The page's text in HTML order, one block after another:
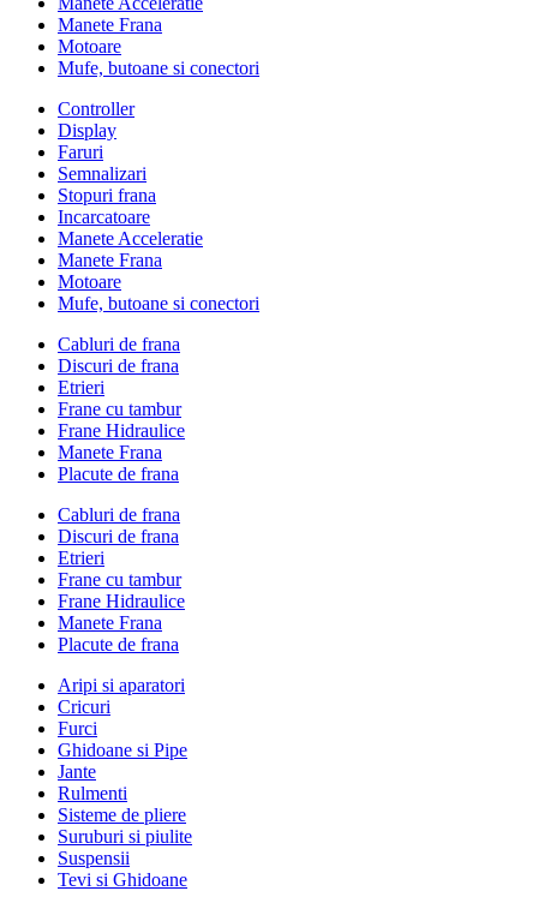
Manete Frana
Motoare
Mufe, butoane si conectori
Controller
Display
Faruri
Semnalizari
Stopuri frana
Incarcatoare
Manete Acceleratie
Manete Frana
Motoare
Mufe, butoane si conectori
Cabluri de frana
Discuri de frana
Etrieri
Frane cu tambur
Frane Hidraulice
Manete Frana
Placute de frana
Cabluri de frana
Discuri de frana
Etrieri
Frane cu tambur
Frane Hidraulice
Manete Frana
Placute de frana
Aripi si aparatori
Cricuri
Furci
Ghidoane si Pipe
Jante
Rulmenti
Sisteme de pliere
Suruburi si piulite
Suspensii
Tevi si Ghidoane